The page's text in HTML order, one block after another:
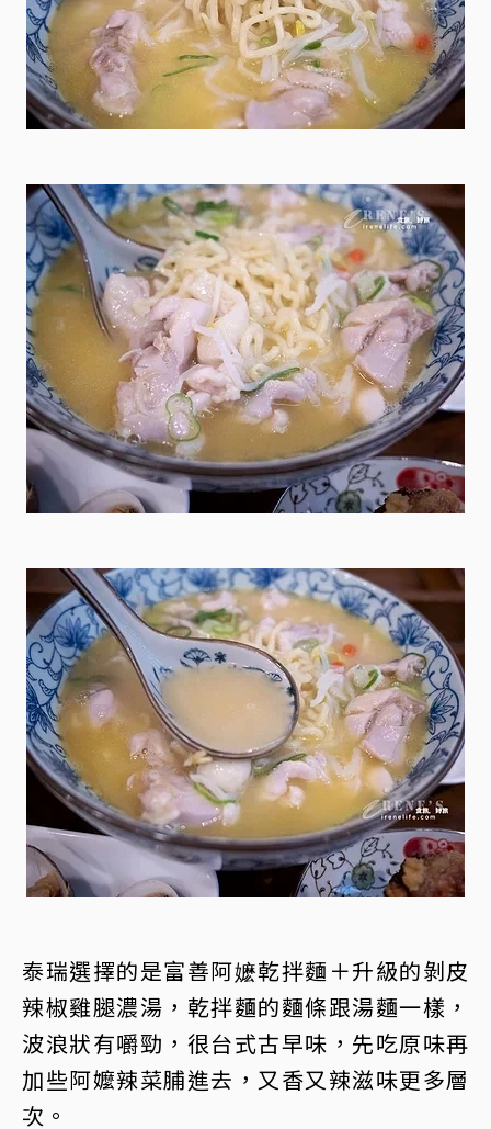
泰瑞選擇的是富善阿嬷乾拌麵＋升級的剝皮
辣椒雞腿濃湯，乾拌麵的麵條跟湯麵一樣，
波浪狀有嚼勁，很台式古早味，先吃原味再
加些阿嬤辣菜脯進去，又香又辣滋味更多層
次。